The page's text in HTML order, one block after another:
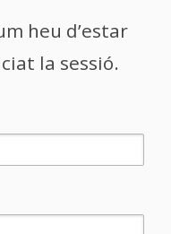
heu d’estar
la sessió.